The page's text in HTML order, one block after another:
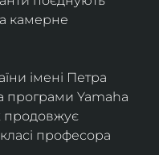
камерне
імені Петра
програми Yamaha
продовжує
професора